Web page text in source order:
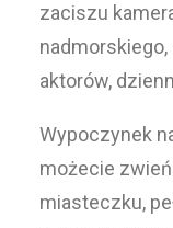
zaciszu
aktorów,
Wypoczynek
możecie
miasteczku,